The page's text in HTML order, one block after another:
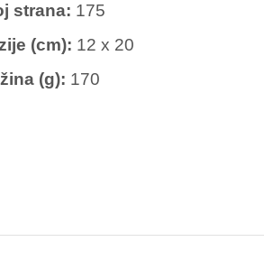
strana: 175
(cm): 12 x 20
(g): 170